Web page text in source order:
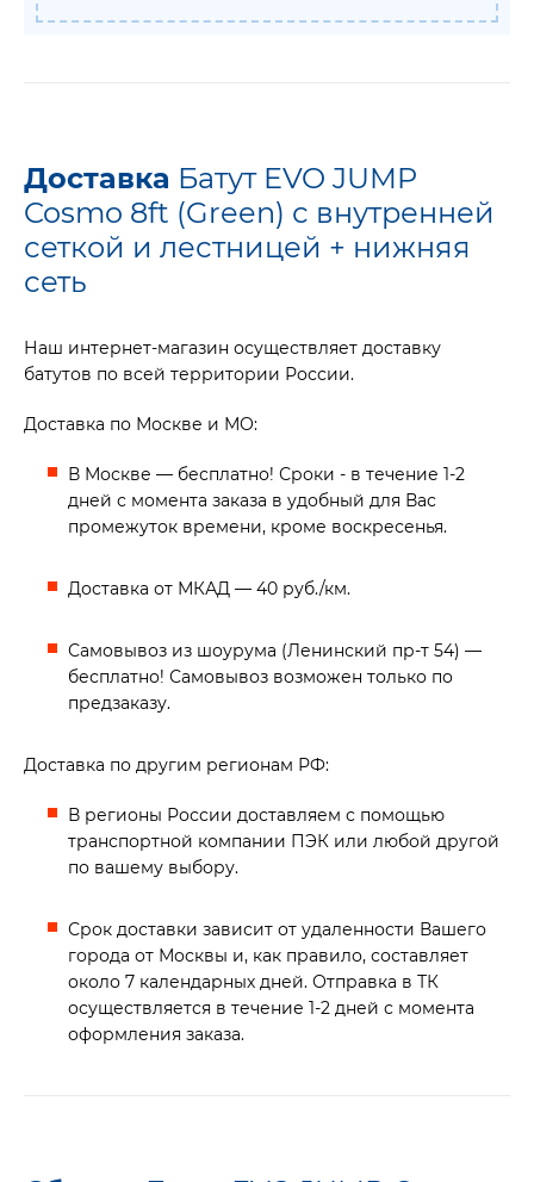
Доставка Батут EVO JUMP
Cosmo 8ft (Green) с внутренней
сеткой и лестницей + нижняя
сеть
Наш интернет-магазин осуществляет доставку
батутов по всей территории России.
Доставка по Москве и МО:
В Москве — бесплатно! Сроки - в течение 1-2
дней с момента заказа в удобный для Вас
промежуток времени, кроме воскресенья.
Доставка от МКАД — 40 руб./км.
Самовывоз из шоурума (Ленинский пр-т 54) —
бесплатно! Самовывоз возможен только по
предзаказу.
Доставка по другим регионам РФ:
В регионы России доставляем с помощью
транспортной компании ПЭК или любой другой
по вашему выбору.
Срок доставки зависит от удаленности Вашего
города от Москвы и, как правило, составляет
около 7 календарных дней. Отправка в ТК
осуществляется в течение 1-2 дней с момента
оформления заказа.